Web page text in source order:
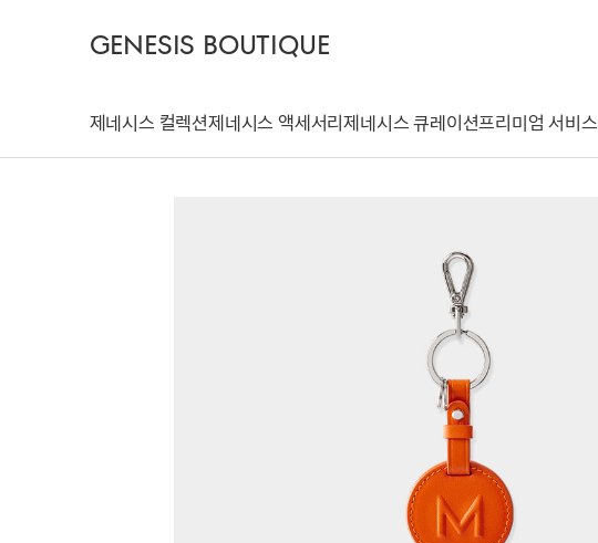
GENESIS BOUTIQUE
제네시스 컬렉션제네시스 액세서리제네시스 큐레이션프리미엄 서비스